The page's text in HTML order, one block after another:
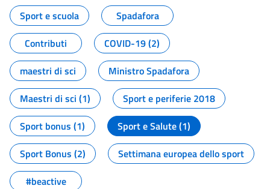
Sport e scuola
Spadafora
Contributi
COVID-19 (2)
maestri di sci
Ministro Spadafora
Maestri di sci (1)
Sport e periferie 2018
Sport bonus (1)
Sport e Salute (1)
Sport Bonus (2)
Settimana europea dello sport
#beactive